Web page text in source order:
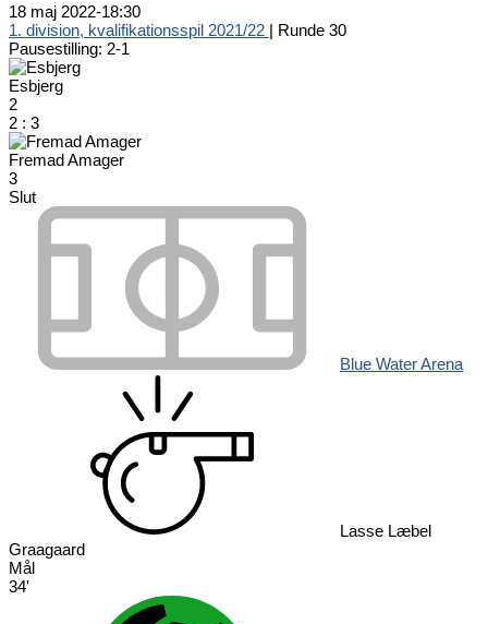
18 maj 2022-18:30
1. division, kvalifikationsspil 2021/22 | Runde 30
Pausestilling: 2-1
Esbjerg
2
2 : 3
Fremad Amager
3
Slut
Blue Water Arena
Lasse Læbel
Graagaard
Mål
34'